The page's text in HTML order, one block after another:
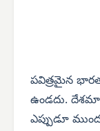
పవిత్రమైన
ఉండదు.
ఎప్పుడూ